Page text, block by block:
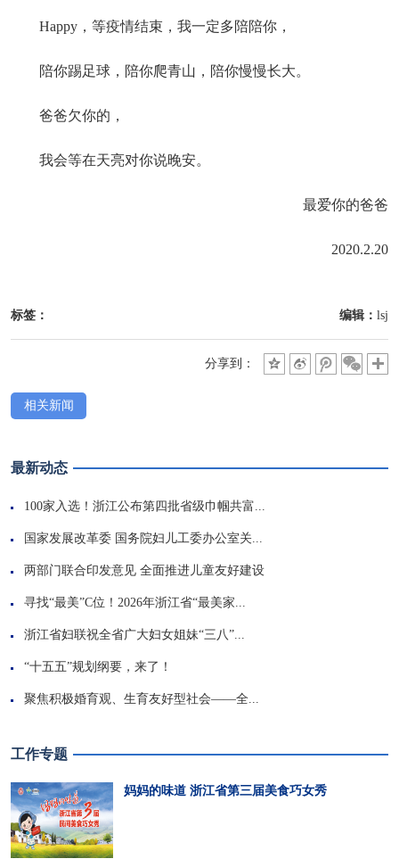
Happy，等疫情结束，我一定多陪陪你，
陪你踢足球，陪你爬青山，陪你慢慢长大。
爸爸欠你的，
我会等在天亮对你说晚安。
最爱你的爸爸
2020.2.20
标签： 编辑： lsj
分享到：
相关新闻
最新动态
100家入选！浙江公布第四批省级巾帼共富...
国家发展改革委 国务院妇儿工委办公室关...
两部门联合印发意见 全面推进儿童友好建设
寻找“最美”C位！2026年浙江省“最美家...
浙江省妇联祝全省广大妇女姐妹“三八”...
“十五五”规划纲要，来了！
聚焦积极婚育观、生育友好型社会——全...
工作专题
妈妈的味道 浙江省第三届美食巧女秀